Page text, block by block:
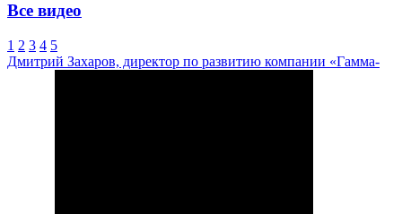
Все видео
1 2 3 4 5
Дмитрий Захаров, директор по развитию компании «Гамма-